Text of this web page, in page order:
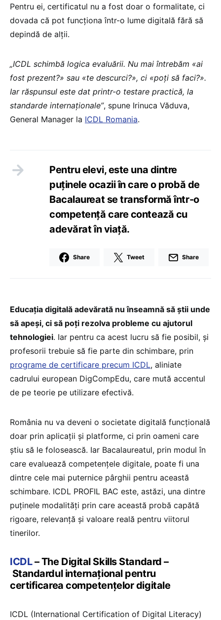
Pentru ei, certificatul nu a fost doar o formalitate, ci
dovada că pot funcționa într-o lume digitală fără să
depindă de alții.
„ICDL schimbă logica evaluării. Nu mai întrebăm «ai
fost prezent?» sau «te descurci?», ci «poți să faci?».
Iar răspunsul este dat printr-o testare practică, la
standarde internaționale”, spune Irinuca Văduva,
General Manager la ICDL Romania.
Pentru elevi, este una dintre
puținele ocazii în care o probă de
Bacalaureat se transformă într-o
competență care contează cu
adevărat în viață.
Share Tweet Share
Educația digitală adevărată nu înseamnă să știi unde
să apeși, ci să poți rezolva probleme cu ajutorul
tehnologiei. Iar pentru ca acest lucru să fie posibil, și
profesorii trebuie să fie parte din schimbare, prin
programe de certificare precum ICDL, aliniate
cadrului european DigCompEdu, care mută accentul
de pe teorie pe utilizare efectivă.
România nu va deveni o societate digitală funcțională
doar prin aplicații și platforme, ci prin oameni care
știu să le folosească. Iar Bacalaureatul, prin modul în
care evaluează competențele digitale, poate fi una
dintre cele mai puternice pârghii pentru această
schimbare. ICDL PROFIL BAC este, astăzi, una dintre
puținele modalități prin care această probă capătă
rigoare, relevanță și valoare reală pentru viitorul
tinerilor.
ICDL– The Digital Skills Standard –
Standardul internațional pentru
certificarea competențelor digitale
ICDL (International Certification of Digital Literacy)